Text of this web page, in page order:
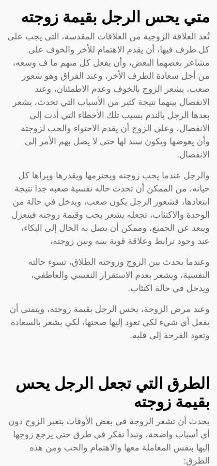
متي يحس الرجل بقيمة زوجته
تُعد العلاقة الزوجية من العلاقات المقدسة، التي يجب على
كل طرف فيها، أن يقدم الاهتمام للأخر والخوف على
مشاعر بعضهما البعض، وأن يفعل كل منهم ما ف وسعه،
من أجل سعادة الطرف الأخر، وعند الفراق وهو شعور
صعب، يشعر الزوج بالخوف وعدم الاطمئنان، وعند
الانفصال بينهما نتيجة كثير من الأسباب التي تحدث، يشعر
بعدها الرجل بالندم بسبب تلك الأخطاء التي أدت إلى
الانفصال، وعلي الزوج أن يقدم الاحتواء والحب لزوجته
وأن يعوضها ويكون سند لها حتى لا يصل بهم الأمر إلى
الانفصال.
والرجل عندما يحب زوجنه ويحترمها ويقدرها ويراها كل
حياته، من الممكن أن تحدث حاله نفسية صعبه جدا نتيجة
ابتعادها، فشعور الرجل يكون صعب، ويدخل في حالة من
الوحدة والاكتئاب، تجعله يشعر بحب وقيمة زوجته فينعزل
ويبعد عن الجميع، وممكن أن يصل به الحال إلى البكاء،
عند وجود ترابط وعلاقة قوية بينه وبين زوجته،
وعندما يحدث بين الزوج وزوجته الطلاق، تسوء حالته
النفسية، ويشعر بعدم الاستقرار النفسي والعاطفي،
ويدخل في حالة اكتئاب.
وعند مرض الزوجة، يحس الرجل بقيمة زوجته، ويتمنى أن
يفعل أي شيء لكي تعود إليها صحتها، لكي يشعر بالسعادة
وتعود الفرحة إلى قلبه.
الطرق التي تجعل الرجل يحس
بقيمة زوجته
يحدث أن تشعر الزوجة في بعض الأوقات بتغير الزوج دون
أي أسباب واضحة، وتبدأ تفكر في طرق حتي يرجع زوجها
إليها بنفس المعاملة معها والاهتمام والحب ومن هذه
الطرق: